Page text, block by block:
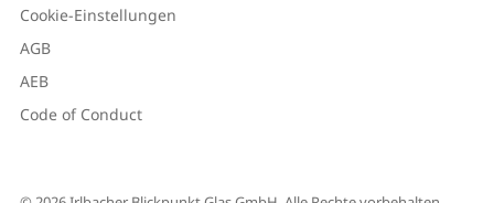
Cookie-Einstellungen
AGB
AEB
Code of Conduct